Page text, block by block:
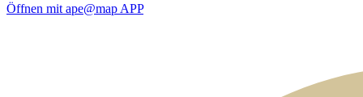
Öffnen mit ape@map APP